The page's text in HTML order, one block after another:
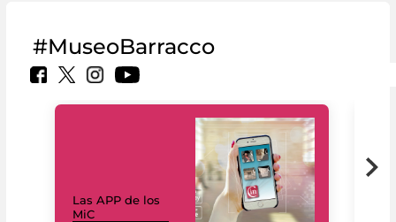
#MuseoBarracco
Las APP de los
MiC